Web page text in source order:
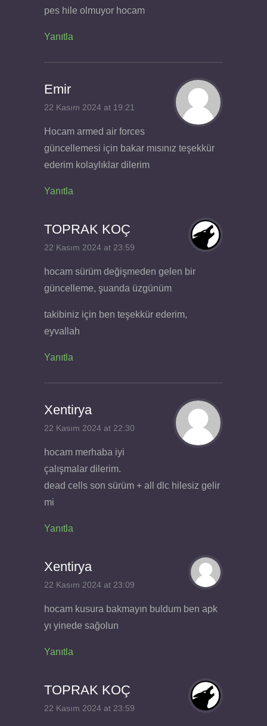
pes hile olmuyor hocam
Yanıtla
Emir
22 Kasım 2024 at 19:21
Hocam armed air forces
güncellemesi için bakar mısınız teşekkür
ederim kolaylıklar dilerim
Yanıtla
TOPRAK KOÇ
22 Kasım 2024 at 23:59
hocam sürüm değişmeden gelen bir
güncelleme, şuanda üzgünüm
takibiniz için ben teşekkür ederim,
eyvallah
Yanıtla
Xentirya
22 Kasım 2024 at 22:30
hocam merhaba iyi
çalışmalar dilerim.
dead cells son sürüm + all dlc hilesiz gelir
mi
Yanıtla
Xentirya
22 Kasım 2024 at 23:09
hocam kusura bakmayın buldum ben apk
yı yinede sağolun
Yanıtla
TOPRAK KOÇ
22 Kasım 2024 at 23:59